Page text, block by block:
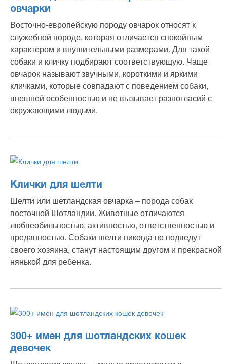
овчарки
Восточно-европейскую породу овчарок относят к
служебной породе, которая отличается спокойным
характером и внушительными размерами. Для такой
собаки и кличку подбирают соответствующую. Чаще
овчарок называют звучными, короткими и яркими
кличками, которые совпадают с поведением собаки,
внешней особенностью и не вызывает разногласий с
окружающими людьми.
Клички для шелти
Шелти или шетландская овчарка – порода собак
восточной Шотландии. Животные отличаются
любвеобильностью, активностью, ответственностью и
преданностью. Собаки шелти никогда не подведут
своего хозяина, станут настоящим другом и прекрасной
нянькой для ребенка.
300+ имен для шотландских кошек
девочек